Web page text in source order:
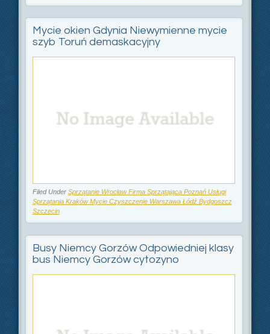
Mycie okien Gdynia Niewymienne mycie
szyb Toruń demaskacyjny
Filed Under Sprzątanie Wrocław Firma Sprzątająca Poznań Usługi
Sprzątania Kraków Mycie Czyszczenie Warszawa Łódź Bydgoszcz
Szczecin
Busy Niemcy Gorzów Odpowiedniej klasy
bus Niemcy Gorzów cytozyno